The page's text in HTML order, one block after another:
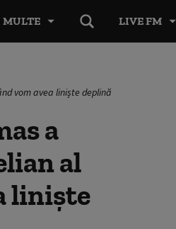
LIVE FM
vom avea liniște deplină
a
al
liniște